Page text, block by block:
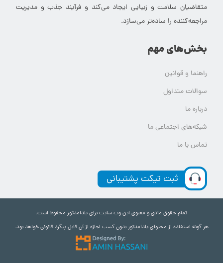
متقاضیان سلامت و زیبایی ایجاد می‌کند و فرآیند جذب و مدیریت
مراجعه‌کننده را ساده‌تر می‌سازد.
بخش‌های مهم
راهنما و قوانین
سوالات متداول
درباره ما
شبکه‌های اجتماعی ما
تماس با ما
ثبت تیکت پشتیبانی
تمام حقوق مادی و معنوی این وب سایت برای یلدامدتور محفوظ است.
هر گونه استفاده از محتوای یلدامدتور بدون کسب اجازه از آن قابل پیگرد قانونی خواهد بود.